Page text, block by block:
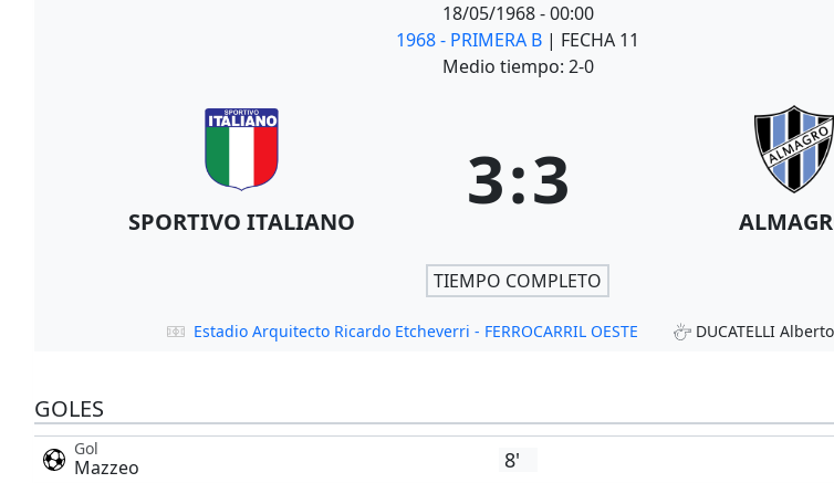
18/05/1968-00:00
1968 - PRIMERA B | FECHA 11
Medio tiempo: 2-0
SPORTIVO ITALIANO 3:3
TIEMPO COMPLETO
Estadio Arquitecto Ricardo Etcheverri - FERROCARRIL OESTE DUCATELLI
GOLES
Gol
Mazzeo 8'